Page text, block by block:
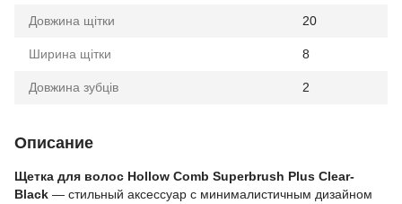
Довжина щітки 20
Ширина щітки 8
Довжина зубців 2
Описание
Щетка для волос Hollow Comb Superbrush Plus Clear-
Black — стильный аксессуар с минималистичным дизайном